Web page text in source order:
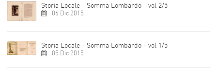
Storia Locale - Somma Lombardo - vol 2/5
06 Dic 2015
Storia Locale - Somma Lombardo - vol 1/5
05 Dic 2015